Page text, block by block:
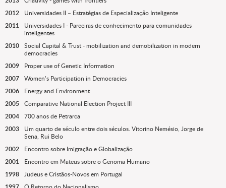
2012
Universidades II – Estratégias de Especialização Inteligente
2011
Universidades I - Parceiras de conhecimento para comunidades
inteligentes
2010 Social Capital & Trust - mobilization and demobilization in modern
democracies
2009
Proper use of Genetic Information
2007 Women’s Participation in Democracies
2006
Energy and Environment
2005 Comparative National Election Project III
2004 700 anos de Petrarca
2003
Um quarto de século entre dois séculos. Vitorino Nemésio, Jorge de
Sena, Rui Belo
2002
Encontro sobre Imigração e Globalização
2001
Encontro em Mateus sobre o Genoma Humano
1998 Judeus e Cristãos-Novos em Portugal